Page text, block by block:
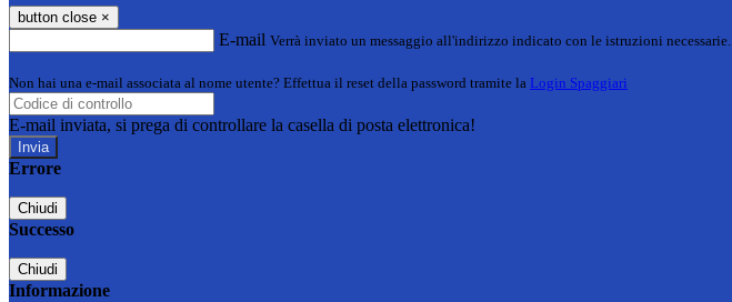
button close ×
E-mail Verrà inviato un messaggio all'indirizzo indicato con le istruzioni necessarie.
Non hai una e-mail associata al nome utente? Effettua il reset della password tramite la Login Spaggiari
E-mail inviata, si prega di controllare la casella di posta elettronica!
Errore
Chiudi
Successo
Chiudi
Informazione